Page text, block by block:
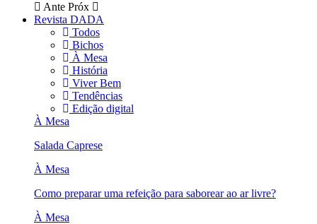
Ante Próx
Revista DADA
Todos
Bichos
À Mesa
História
Viver Bem
Tendências
Edição digital
À Mesa
Salada Caprese
À Mesa
Como preparar uma refeição para saborear ao ar livre?
À Mesa